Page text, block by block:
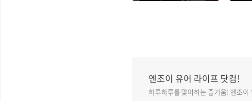
엔조이 유어 라이프 닷컴!
하루하루를 맞이하는 즐거움! 엔조이